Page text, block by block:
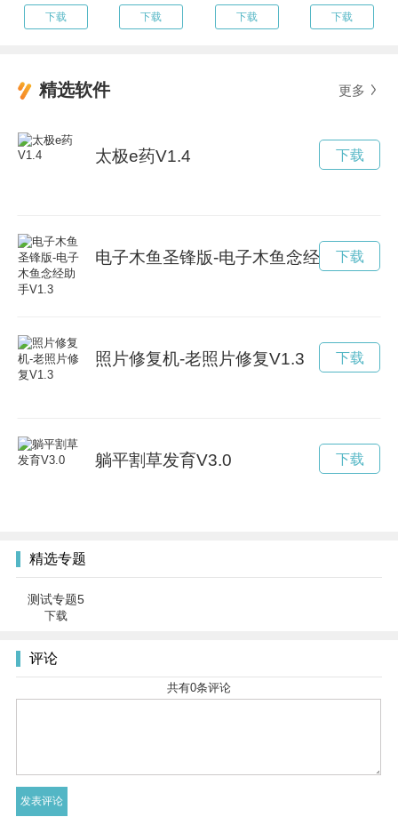
下载 下载 下载 下载
精选软件 更多
太极e药V1.4 下载
电子木鱼圣锋版-电子木鱼念经助手V1.3
下载
照片修复机-老照片修复V1.3 下载
躺平割草发育V3.0 下载
精选专题
测试专题5
下载
评论
共有0条评论